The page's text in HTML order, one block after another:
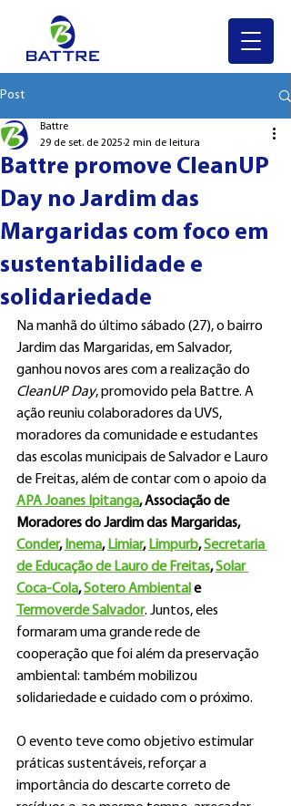
Post
Battre promove CleanUP
Day no Jardim das
Margaridas com foco em
sustentabilidade e
solidariedade
Battre
29 de set. de 2025 2 min de leitura
Na manhã do último sábado (27), o bairro
Jardim das Margaridas, em Salvador,
ganhou novos ares com a realização do
CleanUP Day, promovido pela Battre. A
ação reuniu colaboradores da UVS,
moradores da comunidade e estudantes
das escolas municipais de Salvador e Lauro
de Freitas, além de contar com o apoio da
APA Joanes Ipitanga, Associação de
Moradores do Jardim das Margaridas,
Conder, Inema, Limiar, Limpurb, Secretaria
de Educação de Lauro de Freitas, Solar
Coca-Cola, Sotero Ambiental e
Termoverde Salvador. Juntos, eles
formaram uma grande rede de
cooperação que foi além da preservação
ambiental: também mobilizou
solidariedade e cuidado com o próximo.
O evento teve como objetivo estimular
práticas sustentáveis, reforçar a
importância do descarte correto de